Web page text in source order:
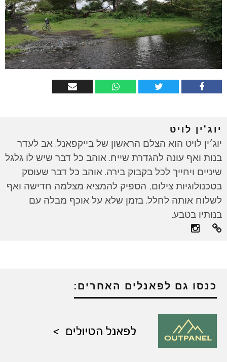
יוג'ין לויט
יוג׳ין לויט הוא הצלם הראשון של בייקפאנל. אב לעדר
בנות ואף עונה להגדרת שייח. אוהב כל דבר שיש לו גלגל
שיניים ויחייך לכל בקבוק בירה. אוהב כל דבר שעוסק
בטכנולוגיות צילום, הספיק להמציא מצלמה חדישה ואף
לשלוח אותה לחלל. בזמן שלא על אוכף מבלה עם
בנותיו בטבע.
כנסו גם לפאנלים האחרים: